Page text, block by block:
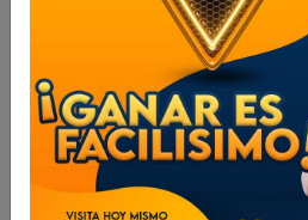
PISTOLA DE CALOR
2000/1 350-550 G.C
TH-HA 2000/1 452019
DESCRIPCIÓN
PISTOLA DE CALOR
550 G.C 2.000 WATTS TH-
SKU....70200005